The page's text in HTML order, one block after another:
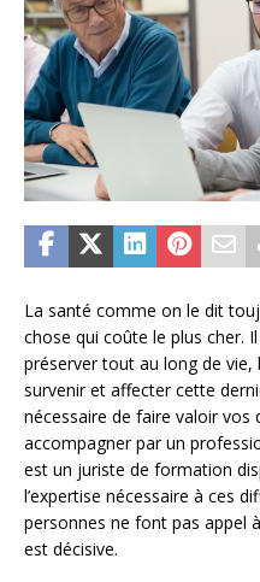
La santé comme on le dit
chose qui coûte le plus cher.
préserver tout au long de vie,
survenir et affecter cette
nécessaire de faire valoir vos
accompagner par un
est un juriste de formation
l’expertise nécessaire à ces
personnes ne font pas appel
est décisive.